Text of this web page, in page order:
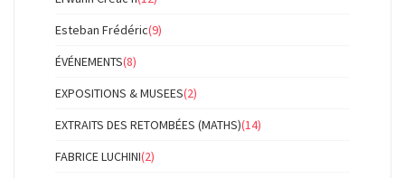
Esteban Frédéric(9)
ÉVÉNEMENTS(8)
EXPOSITIONS & MUSEES(2)
EXTRAITS DES RETOMBÉES (MATHS)(14)
FABRICE LUCHINI(2)